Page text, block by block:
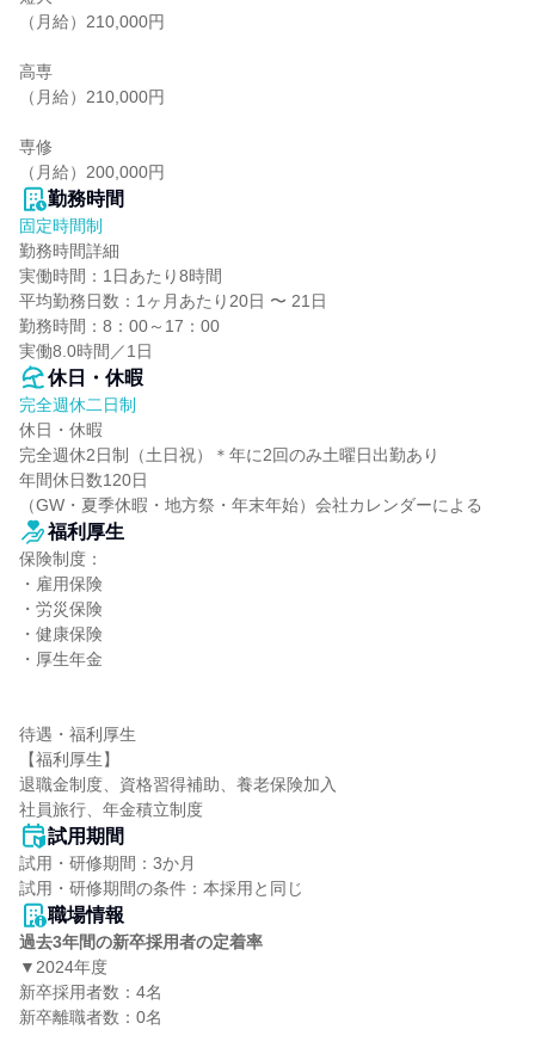
（月給）210,000円
高専
（月給）210,000円
専修
（月給）200,000円
勤務時間
固定時間制
勤務時間詳細
実働時間：1日あたり8時間
平均勤務日数：1ヶ月あたり20日 〜 21日
勤務時間：8：00～17：00
実働8.0時間／1日
休日・休暇
完全週休二日制
休日・休暇
完全週休2日制（土日祝）＊年に2回のみ土曜日出勤あり
年間休日数120日
（GW・夏季休暇・地方祭・年末年始）会社カレンダーによる
福利厚生
保険制度：
・雇用保険
・労災保険
・健康保険
・厚生年金
待遇・福利厚生
【福利厚生】
退職金制度、資格習得補助、養老保険加入
社員旅行、年金積立制度
試用期間
試用・研修期間：3か月
職場情報
過去3年間の新卒採用者の定着率
▼2024年度
新卒採用者数：4名
新卒離職者数：0名